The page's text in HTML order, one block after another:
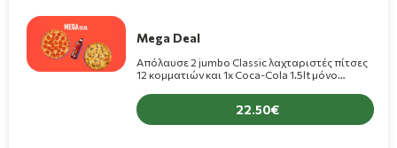
Mega Deal
Απόλαυσε 2 jumbo Classic λαχταριστές πίτσες
12 κομματιών και 1x Coca-Cola 1.5lt μόνο
22.50